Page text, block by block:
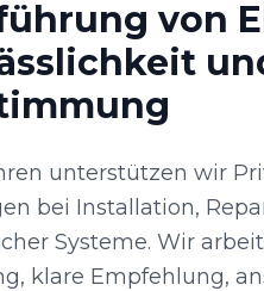
von
unterstützen wir
bei Installation,
Systeme. Wir
klare Empfehlung,